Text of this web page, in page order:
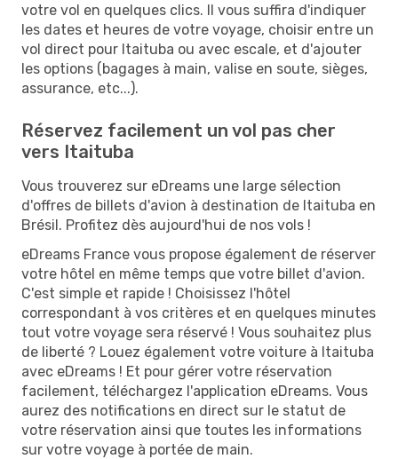
votre vol en quelques clics. Il vous suffira d'indiquer
les dates et heures de votre voyage, choisir entre un
vol direct pour Itaituba ou avec escale, et d'ajouter
les options (bagages à main, valise en soute, sièges,
assurance, etc...).
Réservez facilement un vol pas cher
vers Itaituba
Vous trouverez sur eDreams une large sélection
d'offres de billets d'avion à destination de Itaituba en
Brésil. Profitez dès aujourd'hui de nos vols !
eDreams France vous propose également de réserver
votre hôtel en même temps que votre billet d'avion.
C'est simple et rapide ! Choisissez l'hôtel
correspondant à vos critères et en quelques minutes
tout votre voyage sera réservé ! Vous souhaitez plus
de liberté ? Louez également votre voiture à Itaituba
avec eDreams ! Et pour gérer votre réservation
facilement, téléchargez l'application eDreams. Vous
aurez des notifications en direct sur le statut de
votre réservation ainsi que toutes les informations
sur votre voyage à portée de main.